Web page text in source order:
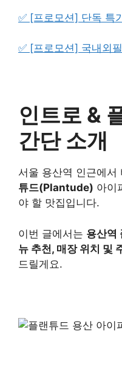
✅ [프로모션] 단독 특
✅ [프로모션] 국내외
인트로 &
간단 소개
서울 용산역 인근에서
튜드(Plantude) 아이
야 할 맛집입니다.
이번 글에서는 용산역
뉴 추천, 매장 위치 및
드릴게요.